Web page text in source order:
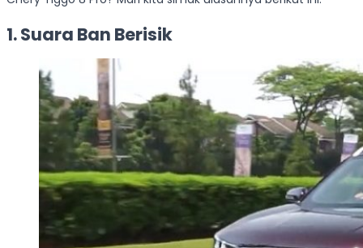
1. Suara Ban Berisik